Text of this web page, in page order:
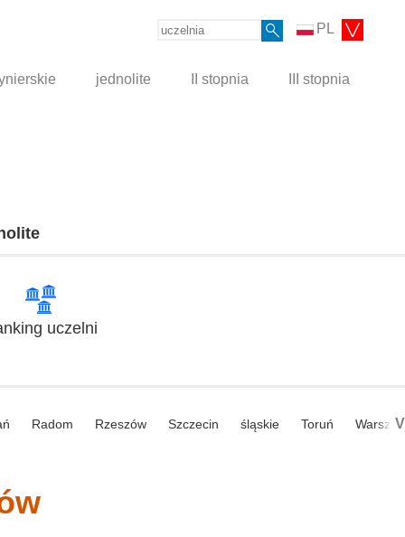
PL
jednolite II stopnia III stopnia
uczelni
Radom Rzeszów Szczecin śląskie Toruń V